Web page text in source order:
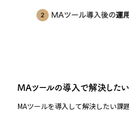
MAツールの導入で解決した
MAツールを導入して解決したい課